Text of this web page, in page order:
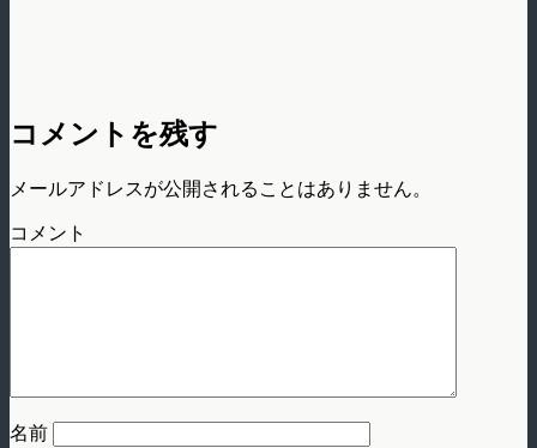
コメントを残す
メールアドレスが公開されることはありません。
コメント
名前